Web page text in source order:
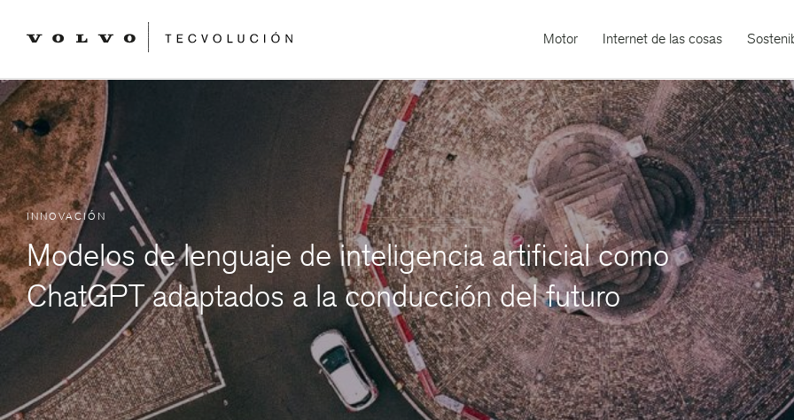
Motor Internet de las cosas
INNOVACIÓN
Modelos de lenguaje de inteligencia artificial como
ChatGPT adaptados a la conducción del futuro